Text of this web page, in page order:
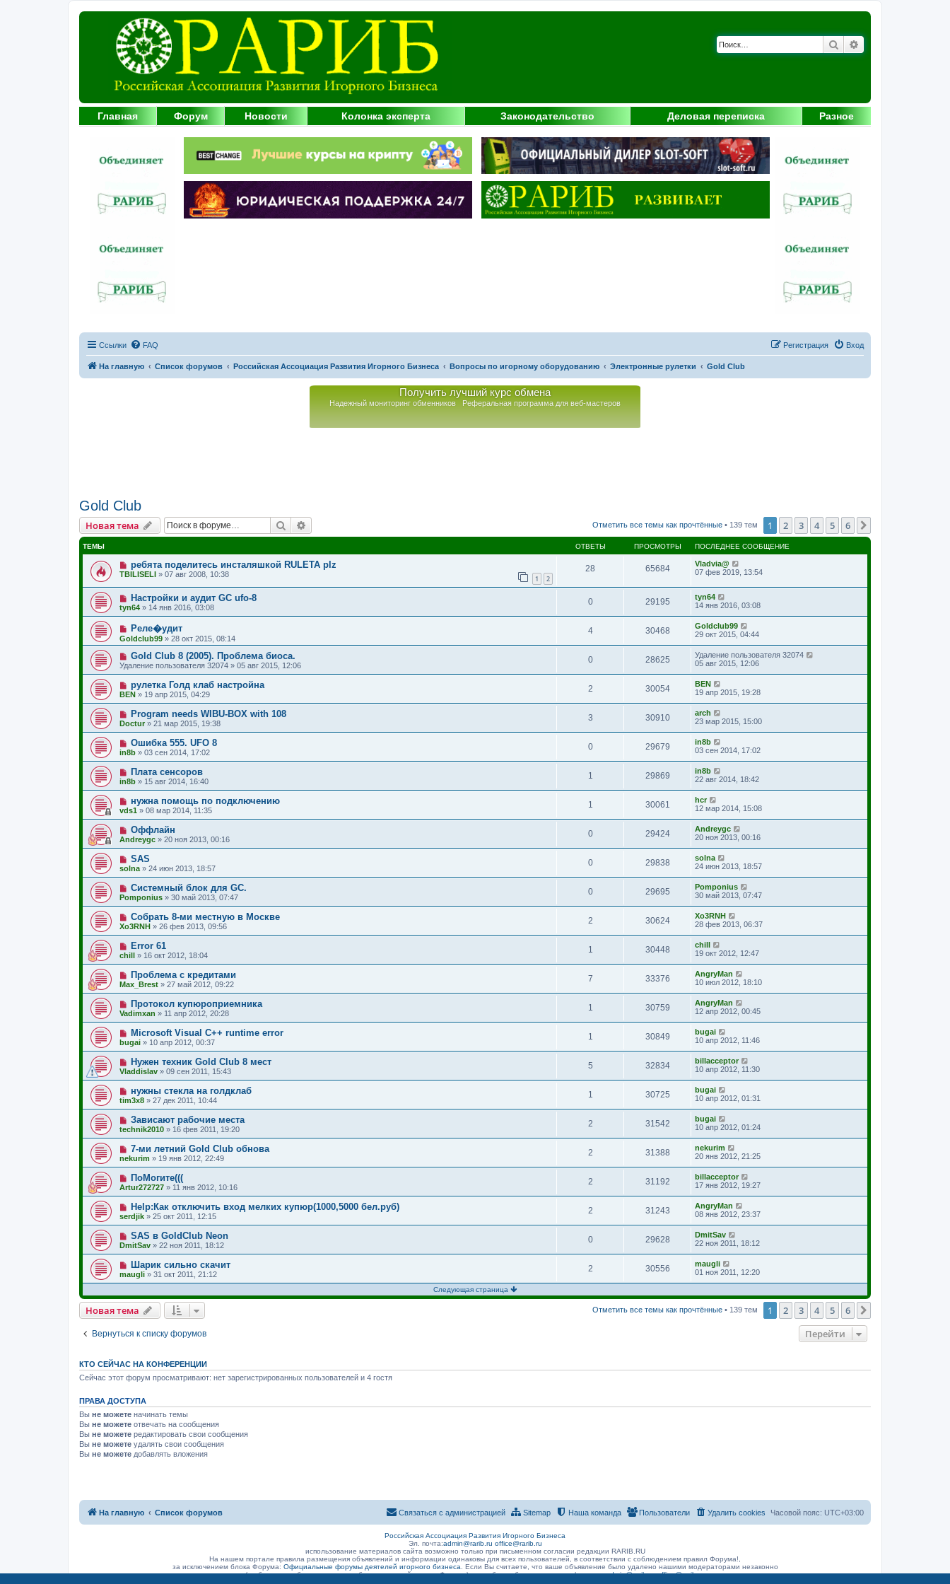
Поиск
Главная Форум Новости Колонка эксперта Законодательство Деловая переписка Разное
Ссылки FAQ Вход
Регистрация
На главную Список форумов Российская Ассоциация Развития Игорного Бизнеса Вопросы по игорному оборудованию Электронные рулетки Gold Club
Получить лучший курс обмена
Надежный мониторинг обменников Реферальная программа для веб-мастеров
Gold Club
Новая тема Поиск Отметить все темы как прочтённые • 139 тем 1 2 3 4 5 6
ТЕМЫ ОТВЕТЫ ПРОСМОТРЫ ПОСЛЕДНЕЕ СООБЩЕНИЕ
ребята поделитесь инсталяшкой RULETA plz
TBILISELI » 07 авг 2008, 10:38 1 2
28 65684
Vladvia@
07 фев 2019, 13:54
Настройки и аудит GC ufo-8
tyn64 » 14 янв 2016, 03:08
0 29195
tyn64
14 янв 2016, 03:08
Реле�удит
Goldclub99 » 28 окт 2015, 08:14
4 30468
Goldclub99
29 окт 2015, 04:44
Gold Club 8 (2005). Проблема биоса.
Удаление пользователя 32074 » 05 авг 2015, 12:06
0 28625
Удаление пользователя 32074
05 авг 2015, 12:06
рулетка Голд клаб настройна
BEN » 19 апр 2015, 04:29
2 30054
BEN
19 апр 2015, 19:28
Program needs WIBU-BOX with 108
Doctur » 21 мар 2015, 19:38
3 30910
arch
23 мар 2015, 15:00
Ошибка 555. UFO 8
in8b » 03 сен 2014, 17:02
0 29679
in8b
03 сен 2014, 17:02
Плата сенсоров
in8b » 15 авг 2014, 16:40
1 29869
in8b
22 авг 2014, 18:42
нужна помощь по подключению
vds1 » 08 мар 2014, 11:35
1 30061
hcr
12 мар 2014, 15:08
Оффлайн
Andreygc » 20 ноя 2013, 00:16
0 29424
Andreygc
20 ноя 2013, 00:16
SAS
solna » 24 июн 2013, 18:57
0 29838
solna
24 июн 2013, 18:57
Системный блок для GC.
Pomponius » 30 май 2013, 07:47
0 29695
Pomponius
30 май 2013, 07:47
Собрать 8-ми местную в Москве
Xo3RNH » 26 фев 2013, 09:56
2 30624
Xo3RNH
28 фев 2013, 06:37
Error 61
chill » 16 окт 2012, 18:04
1 30448
chill
19 окт 2012, 12:47
Проблема с кредитами
Max_Brest » 27 май 2012, 09:22
7 33376
AngryMan
10 июл 2012, 18:10
Протокол купюроприемника
Vadimxan » 11 апр 2012, 20:28
1 30759
AngryMan
12 апр 2012, 00:45
Microsoft Visual C++ runtime error
bugai » 10 апр 2012, 00:37
1 30849
bugai
10 апр 2012, 11:46
Нужен техник Gold Club 8 мест
Vladdislav » 09 сен 2011, 15:43
5 32834
billacceptor
10 апр 2012, 11:30
нужны стекла на голдклаб
tim3x8 » 27 дек 2011, 10:44
1 30725
bugai
10 апр 2012, 01:31
Зависают рабочие места
technik2010 » 16 фев 2011, 19:20
2 31542
bugai
10 апр 2012, 01:24
7-ми летний Gold Club обнова
nekurim » 19 янв 2012, 22:49
2 31388
nekurim
20 янв 2012, 21:25
ПоМогите(((
Artur272727 » 11 янв 2012, 10:16
2 31192
billacceptor
17 янв 2012, 19:27
Help:Как отключить вход мелких купюр(1000,5000 бел.руб)
serdjik » 25 окт 2011, 12:15
2 31243
AngryMan
08 янв 2012, 23:37
SAS в GoldClub Neon
DmitSav » 22 ноя 2011, 18:12
0 29628
DmitSav
22 ноя 2011, 18:12
Шарик сильно скачит
maugli » 31 окт 2011, 21:12
2 30556
maugli
01 ноя 2011, 12:20
Следующая страница
Новая тема Отметить все темы как прочтённые • 139 тем 1 2 3 4 5 6
Вернуться к списку форумов Перейти
КТО СЕЙЧАС НА КОНФЕРЕНЦИИ
Сейчас этот форум просматривают: нет зарегистрированных пользователей и 4 гостя
ПРАВА ДОСТУПА
Вы не можете начинать темы
Вы не можете отвечать на сообщения
Вы не можете редактировать свои сообщения
Вы не можете удалять свои сообщения
Вы не можете добавлять вложения
На главную Список форумов Часовой пояс: UTC+03:00
Удалить cookies
Пользователи
Наша команда
Sitemap
Связаться с администрацией
Российская Ассоциация Развития Игорного Бизнеса
Эл. почта:admin@rarib.ru office@rarib.ru
использование материалов сайта возможно только при письменном согласии редакции RARIB.RU
На нашем портале правила размещения объявлений и информации одинаковы для всех пользователей, в соответствии с соблюдением правил Форума!,
за исключением блока Форума: Официальные форумы деятелей игорного бизнеса . Если Вы считаете, что ваше объявление было удалено нашими модераторами незаконно
(а объявление было размещено без нарушений правил Форума) , просьба сообщить о данном факте наadmin@rarib.ru office@rarib.ru